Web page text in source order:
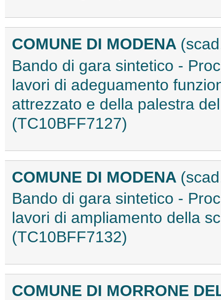
COMUNE DI MODENA
Bando di gara sintetico -
lavori di adeguamento
attrezzato e della palestra
(TC10BFF7127)
COMUNE DI MODENA
Bando di gara sintetico -
lavori di ampliamento della
(TC10BFF7132)
COMUNE DI MORRONE